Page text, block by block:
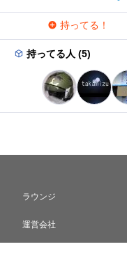
持ってる！
持ってる人 (5)
ラウンジ
運営会社